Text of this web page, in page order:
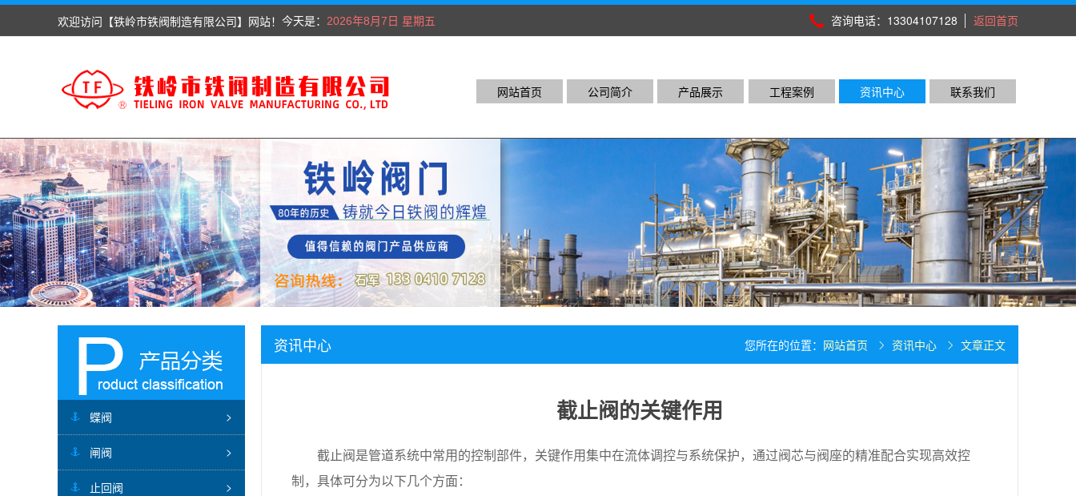
欢迎访问【铁岭市铁阀制造有限公司】网站！ 今天是： 2026年8月7日 星期五 咨询电话：13304107128 返回首页
网站首页 公司简介 产品展示 工程案例 资讯中心 联系我们
蝶阀
闸阀
止回阀
资讯中心 您所在的位置： 网站首页 资讯中心 文章正文
截止阀的关键作用
截止阀是管道系统中常用的控制部件，关键作用集中在流体调控与系统保护，通过阀芯与阀座的精准配合实现高效控
制，具体可分为以下几个方面：